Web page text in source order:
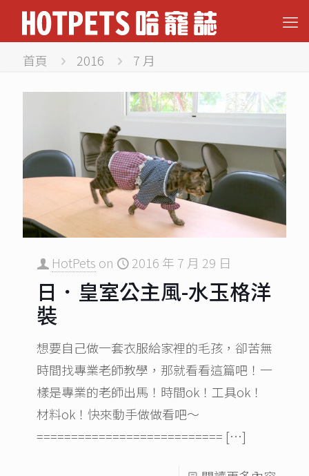
首頁 2016 7 月
HotPets on 2016 年 7 月 29 日
日．皇室公主風-水玉格洋
裝
想要自己做一套衣服給家裡的毛孩，卻苦無
時間找專業老師教學，那就看看這篇吧！一
樣是專業的老師出馬！時間ok！工具ok！
材料ok！快來動手做做看吧～
=========================== […]